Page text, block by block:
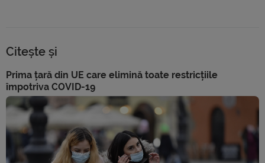
Citește și
Prima țară din UE care elimină toate restricțiile
împotriva COVID-19